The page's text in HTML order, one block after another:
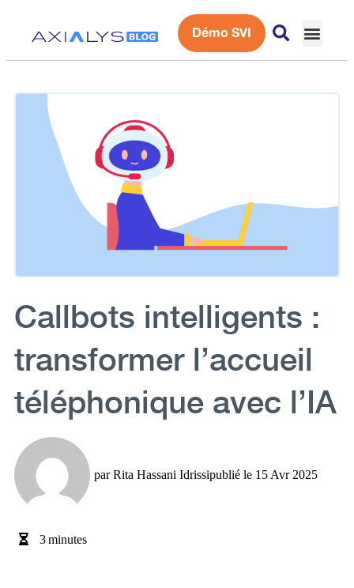
Démo SVI
Callbots intelligents :
transformer l’accueil
téléphonique avec l’IA
parRita Hassani Idrissipublié le 15 Avr 2025
3minutes